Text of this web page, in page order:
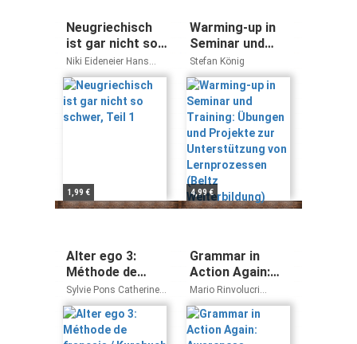
Neugriechisch
ist gar nicht so
schwer, Teil 1
Niki Eideneier Hans
Eideneier
1,99 €
Warming-up in
Seminar und
Training:
Übungen und
Projekte zur
Unterstützung
von
Lernprozessen
(Beltz
Weiterbildung)
Stefan König
4,99 €
Alter ego 3:
Méthode de
français /
Kursbuch mit
Audio-CD
Sylvie Pons Catherine
Dollez
Grammar in
Action Again:
Awareness
activities for
language
learning
Mario Rinvolucri
Christine Frank